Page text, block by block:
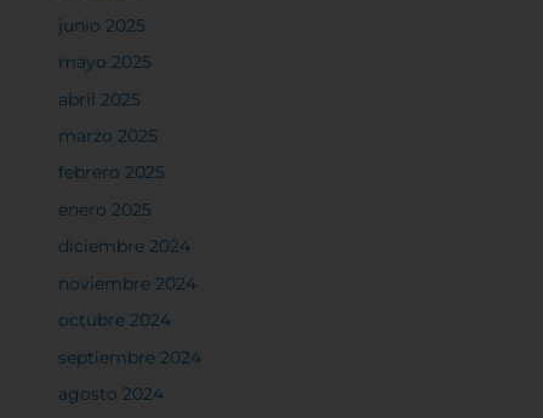
junio 2025
mayo 2025
abril 2025
marzo 2025
febrero 2025
enero 2025
diciembre 2024
noviembre 2024
octubre 2024
septiembre 2024
agosto 2024